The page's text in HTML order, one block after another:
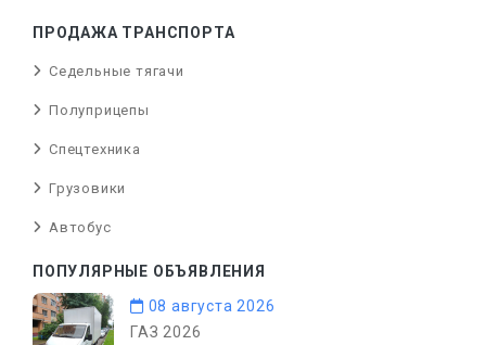
ПРОДАЖА ТРАНСПОРТА
Седельные тягачи
Полуприцепы
Спецтехника
Грузовики
Автобус
ПОПУЛЯРНЫЕ ОБЪЯВЛЕНИЯ
08 августа 2026
ГАЗ 2026